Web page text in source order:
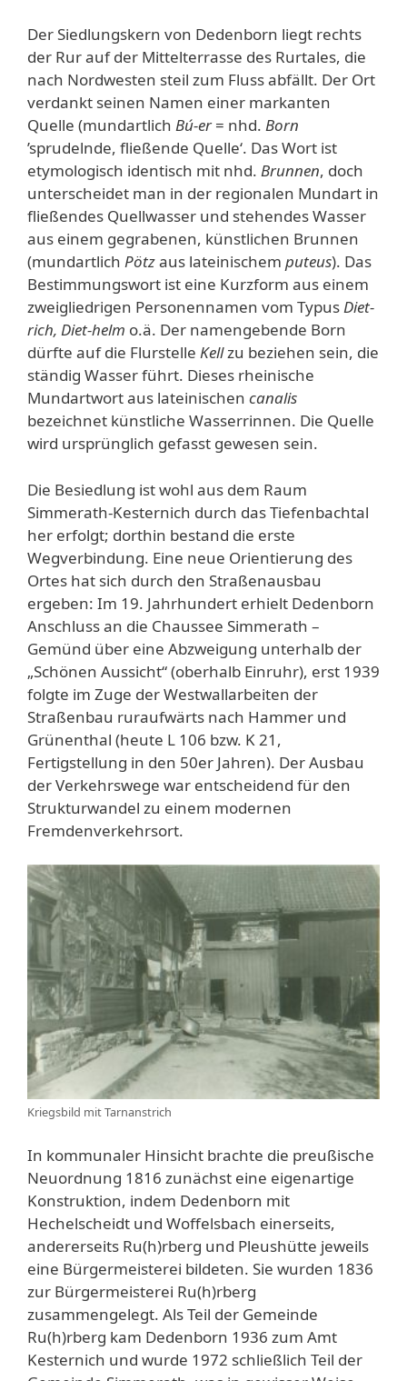
Der Siedlungskern von Dedenborn liegt rechts
der Rur auf der Mittelterrasse des Rurtales, die
nach Nordwesten steil zum Fluss abfällt. Der Ort
verdankt seinen Namen einer markanten
Quelle (mundartlich Bú-er= nhd. Born
’sprudelnde, fließende Quelle‘. Das Wort ist
etymologisch identisch mit nhd. Brunnen, doch
unterscheidet man in der regionalen Mundart in
fließendes Quellwasser und stehendes Wasser
aus einem gegrabenen, künstlichen Brunnen
(mundartlich Pötzaus lateinischem puteus). Das
Bestimmungswort ist eine Kurzform aus einem
zweigliedrigen Personennamen vom TypusDiet-
rich, Diet-helm o.ä. Der namengebende Born
dürfte auf die Flurstelle Kellzu beziehen sein, die
ständig Wasser führt. Dieses rheinische
Mundartwort aus lateinischen canalis
bezeichnet künstliche Wasserrinnen. Die Quelle
wird ursprünglich gefasst gewesen sein.
Die Besiedlung ist wohl aus dem Raum
Simmerath-Kesternich durch das Tiefenbachtal
her erfolgt; dorthin bestand die erste
Wegverbindung. Eine neue Orientierung des
Ortes hat sich durch den Straßenausbau
ergeben: Im 19. Jahrhundert erhielt Dedenborn
Anschluss an die Chaussee Simmerath –
Gemünd über eine Abzweigung unterhalb der
„Schönen Aussicht“ (oberhalb Einruhr), erst 1939
folgte im Zuge der Westwallarbeiten der
Straßenbau ruraufwärts nach Hammer und
Grünenthal (heute L 106 bzw. K 21,
Fertigstellung in den 50er Jahren). Der Ausbau
der Verkehrswege war entscheidend für den
Strukturwandel zu einem modernen
Fremdenverkehrsort.
Kriegsbild mit Tarnanstrich
In kommunaler Hinsicht brachte die preußische
Neuordnung 1816 zunächst eine eigenartige
Konstruktion, indem Dedenborn mit
Hechelscheidt und Woffelsbach einerseits,
andererseits Ru(h)rberg und Pleushütte jeweils
eine Bürgermeisterei bildeten. Sie wurden 1836
zur Bürgermeisterei Ru(h)rberg
zusammengelegt. Als Teil der Gemeinde
Ru(h)rberg kam Dedenborn 1936 zum Amt
Kesternich und wurde 1972 schließlich Teil der